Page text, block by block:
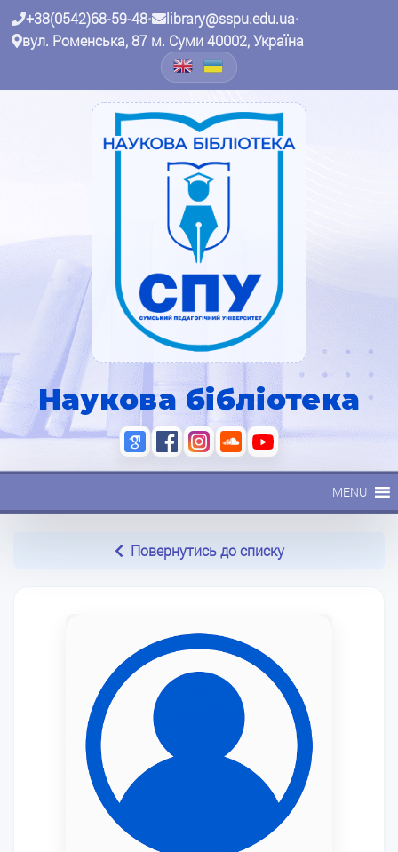
+38(0542)68-59-48• library@sspu.edu.ua•
вул. Роменська, 87 м. Суми 40002, Україна
Наукова бібліотека
MENU
Повернутись до списку